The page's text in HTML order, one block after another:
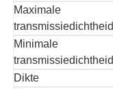
Maximale
transmissiedichtheid
Minimale
transmissiedichtheid
Dikte